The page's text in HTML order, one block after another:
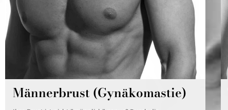
Männerbrust (Gynäkomastie)